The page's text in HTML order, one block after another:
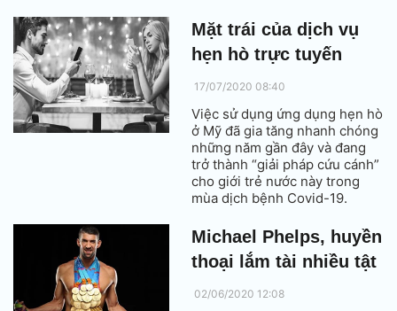
Mặt trái của dịch vụ
hẹn hò trực tuyến
17/07/2020 08:40
Việc sử dụng ứng dụng hẹn hò
ở Mỹ đã gia tăng nhanh chóng
những năm gần đây và đang
trở thành “giải pháp cứu cánh”
cho giới trẻ nước này trong
mùa dịch bệnh Covid-19.
Michael Phelps, huyền
thoại lắm tài nhiều tật
02/06/2020 12:08